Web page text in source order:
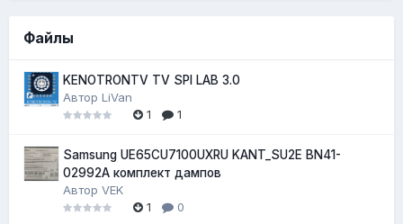
Файлы
KENOTRONTV TV SPI LAB 3.0
Автор LiVan
1
1
Samsung UE65CU7100UXRU KANT_SU2E BN41-
02992A комплект дампов
Автор VEK
1
0